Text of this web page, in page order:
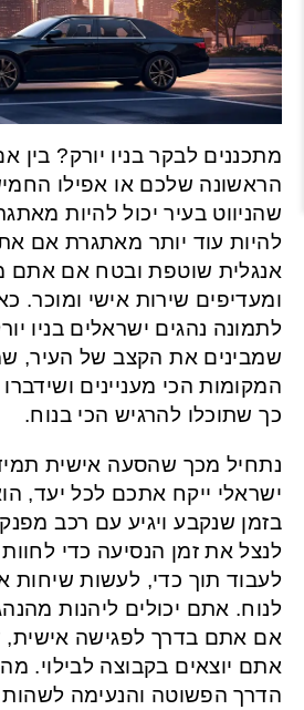
מתכננים לבקר בניו יורק? בין
הראשונה שלכם או אפילו
שהניווט בעיר יכול להיות
להיות עוד יותר מאתגרת אם
אנגלית שוטפת ובטח אם אתם
ומעדיפים שירות אישי ומוכר.
לתמונה נהגים ישראלים בניו
שמבינים את הקצב של העיר,
המקומות הכי מעניינים
כך שתוכלו להרגיש הכי בנוח.
נתחיל מכך שהסעה אישית
ישראלי ייקח אתכם לכל יעד,
בזמן שנקבע ויגיע עם רכב
לנצל את זמן הנסיעה כדי
לעבוד תוך כדי, לעשות שיחות
לנוח. אתם יכולים ליהנות
אם אתם בדרך לפגישה אישית,
אתם יוצאים בקבוצה לבילוי.
הדרך הפשוטה והנעימה לשהות